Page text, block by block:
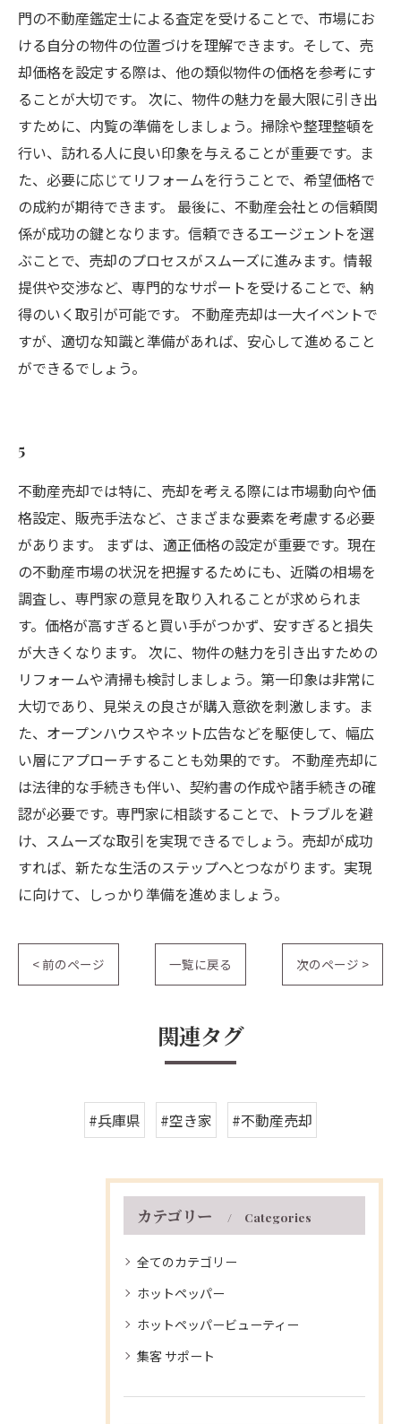
門の不動産鑑定士による査定を受けることで、市場にお
ける自分の物件の位置づけを理解できます。そして、売
却価格を設定する際は、他の類似物件の価格を参考にす
ることが大切です。 次に、物件の魅力を最大限に引き出
すために、内覧の準備をしましょう。掃除や整理整頓を
行い、訪れる人に良い印象を与えることが重要です。ま
た、必要に応じてリフォームを行うことで、希望価格で
の成約が期待できます。 最後に、不動産会社との信頼関
係が成功の鍵となります。信頼できるエージェントを選
ぶことで、売却のプロセスがスムーズに進みます。情報
提供や交渉など、専門的なサポートを受けることで、納
得のいく取引が可能です。 不動産売却は一大イベントで
すが、適切な知識と準備があれば、安心して進めること
ができるでしょう。
5
不動産売却では特に、売却を考える際には市場動向や価
格設定、販売手法など、さまざまな要素を考慮する必要
があります。 まずは、適正価格の設定が重要です。現在
の不動産市場の状況を把握するためにも、近隣の相場を
調査し、専門家の意見を取り入れることが求められま
す。価格が高すぎると買い手がつかず、安すぎると損失
が大きくなります。 次に、物件の魅力を引き出すための
リフォームや清掃も検討しましょう。第一印象は非常に
大切であり、見栄えの良さが購入意欲を刺激します。ま
た、オープンハウスやネット広告などを駆使して、幅広
い層にアプローチすることも効果的です。 不動産売却に
は法律的な手続きも伴い、契約書の作成や諸手続きの確
認が必要です。専門家に相談することで、トラブルを避
け、スムーズな取引を実現できるでしょう。売却が成功
すれば、新たな生活のステップへとつながります。実現
に向けて、しっかり準備を進めましょう。
< 前のページ 一覧に戻る 次のページ >
関連タグ
#兵庫県 #空き家 #不動産売却
カテゴリー Categories
全てのカテゴリー
ホットペッパー
ホットペッパービューティー
集客 サポート